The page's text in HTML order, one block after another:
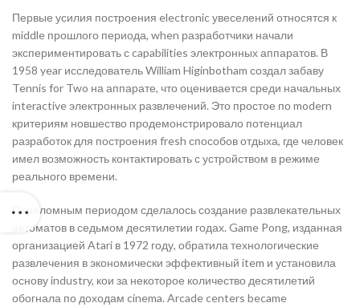
Первые усилия построения electronic увеселений относятся к
middle прошлого периода, when разработчики начали
экспериментировать с capabilities электронных аппаратов. В
1958 year исследователь William Higinbotham создал забаву
Tennis for Two на аппарате, что оценивается среди начальных
interactive электронных развлечений. Это простое по modern
критериям новшество продемонстрировало потенциал
разработок для построения fresh способов отдыха, где человек
имел возможность контактировать с устройством в режиме
реального времени.
Переломным периодом сделалось создание развлекательных
автоматов в седьмом десятилетии годах. Game Pong, изданная
организацией Atari в 1972 году, обратила технологические
развлечения в экономически эффективный item и установила
основу industry, кои за некоторое количество десятилетий
обогнала по доходам cinema. Arcade centers became